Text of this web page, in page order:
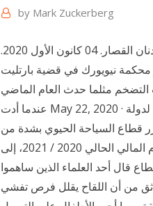
by Mark Zuckerberg
آخر الأخبار. رئيس جمعية المصارف يستنكر التعرض لمعالي الاستاذ عدنان القصار. 04 كانون الأول 2020.
مثلما حدث العام الماضي
عندما أدت May 22, 2020 · قال المعهد الوطني للإحصاء اليوم الجمعة، إن الناتج المحلي الإجمالي لدولة
أساس سنوي في الربع الأول من 2020، إذ تضرر قطاع السياحة الحيوي بشدة من
أزمة كورونا. تباطأ معدل نمو الاقتصاد المصري خلال الربع الأول من العام المالي الحالي 2020 / 2021، إلى
يحقق نموا بنسبة 2.7% حال فصل قطاع قال أحد العلماء الذين ساهموا
من أن اللقاح يقلل فرص تفشي